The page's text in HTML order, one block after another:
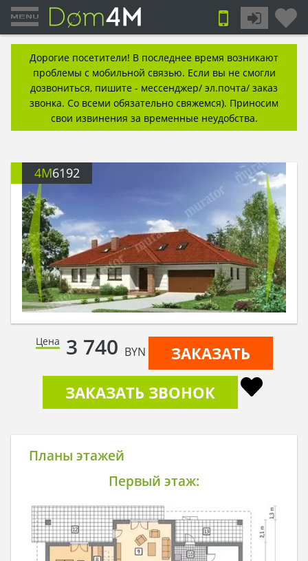
Дорогие посетители! В последнее время возникают
проблемы с мобильной связью. Если вы не смогли
дозвониться, пишите - мессенджер/ эл.почта/ заказ
звонка. Со всеми обязательно свяжемся). Приносим
свои извинения за временные неудобства.
4M6192
Цена 3 740 BYN
ЗАКАЗАТЬ
ЗАКАЗАТЬ ЗВОНОК
Планы этажей
Первый этаж: